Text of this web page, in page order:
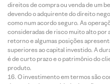
direitos de compra ou venda de um
devendo o adquirente do direito
como num acordo seguro. As
consideradas de risco muito alto por
retorno e algumas posições
superiores ao capital investido. A
é de curto prazo e o patrimônio do
produto.
O investimento em termos são